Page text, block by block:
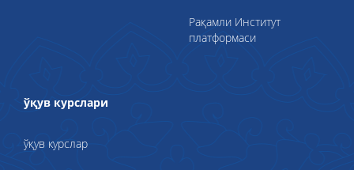
Рақамли Институт
платформаси
ўқув курслари
ўқув курслар